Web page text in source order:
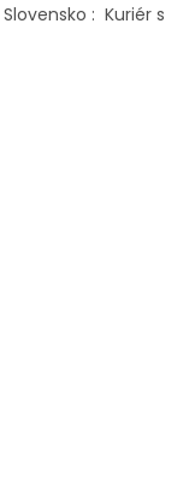
: Kuriér s